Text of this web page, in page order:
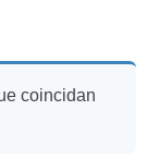
coincidan